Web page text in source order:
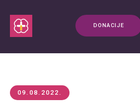
DONACIJE
09.08.2022.